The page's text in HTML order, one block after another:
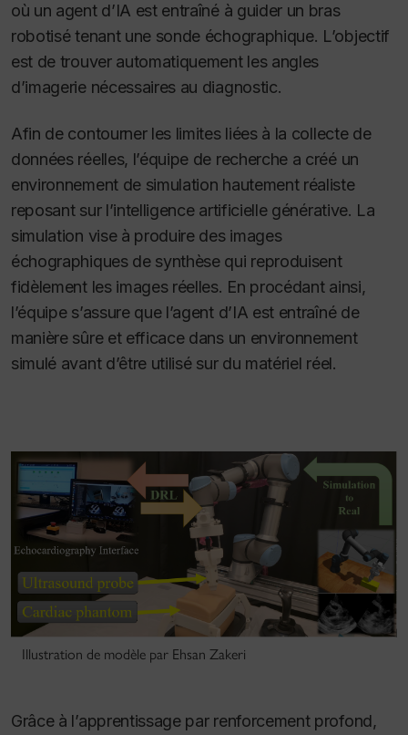
où un agent d’IA est entraîné à guider un bras
robotisé tenant une sonde échographique. L’objectif
est de trouver automatiquement les angles
d’imagerie nécessaires au diagnostic.
Afin de contourner les limites liées à la collecte de
données réelles, l’équipe de recherche a créé un
environnement de simulation hautement réaliste
reposant sur l’intelligence artificielle générative. La
simulation vise à produire des images
échographiques de synthèse qui reproduisent
fidèlement les images réelles. En procédant ainsi,
l’équipe s’assure que l’agent d’IA est entraîné de
manière sûre et efficace dans un environnement
simulé avant d’être utilisé sur du matériel réel.
Illustration de modèle par Ehsan Zakeri
Grâce à l’apprentissage par renforcement profond,